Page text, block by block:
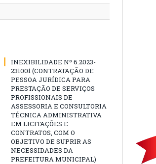
INEXIBILIDADE Nº 6.2023-
231001 (CONTRATAÇÃO DE
PESSOA JURÍDICA PARA
PRESTAÇÃO DE SERVIÇOS
PROFISSIONAIS DE
ASSESSORIA E CONSULTORIA
TÉCNICA ADMINISTRATIVA
EM LICITAÇÕES E
CONTRATOS, COM O
OBJETIVO DE SUPRIR AS
NECESSIDADES DA
PREFEITURA MUNICIPAL)